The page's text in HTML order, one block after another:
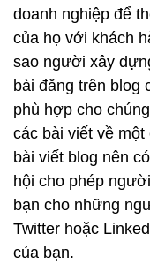
doanh nghiệp để
của họ với khách
sao người xây
bài đăng trên blog
phù hợp cho
các bài viết về
bài viết blog nên
hội cho phép
bạn cho những
Twitter hoặc
của bạn.